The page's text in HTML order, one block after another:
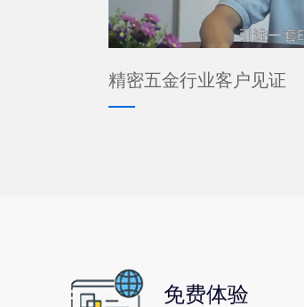
精密五金行业客户见证
免费体验